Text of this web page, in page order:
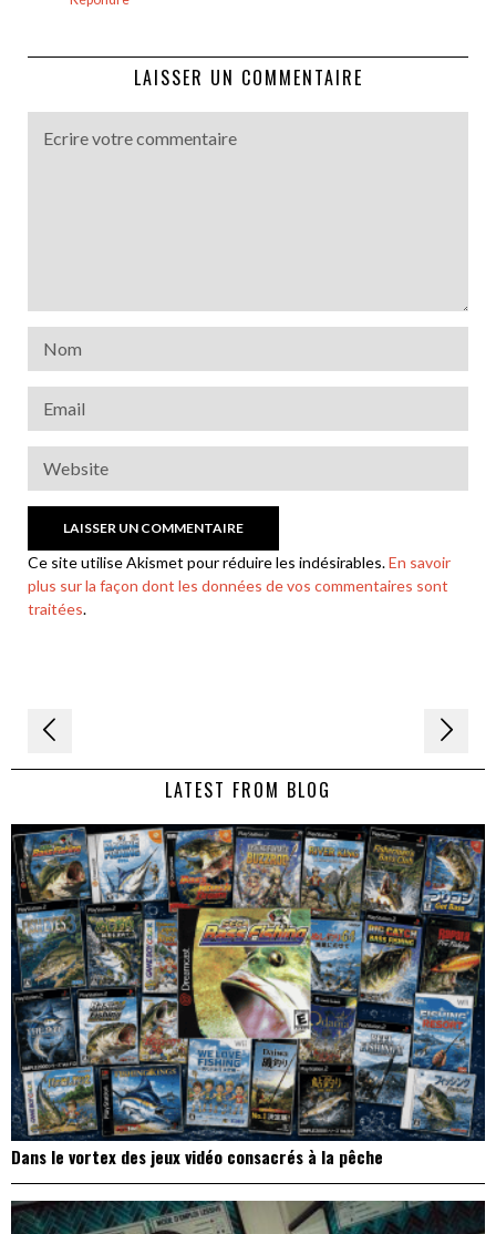
LAISSER UN COMMENTAIRE
Ce site utilise Akismet pour réduire les indésirables.En savoir
plus sur la façon dont les données de vos commentaires sont
traitées.
Navigation
de LATEST FROM BLOG
Dans le vortex des jeux vidéo consacrés à la pêche